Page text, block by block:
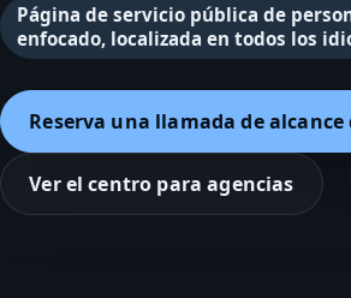
Página de servicio pública de
enfocado, localizada en todos los
Reserva una llamada de
Ver el centro para agencias